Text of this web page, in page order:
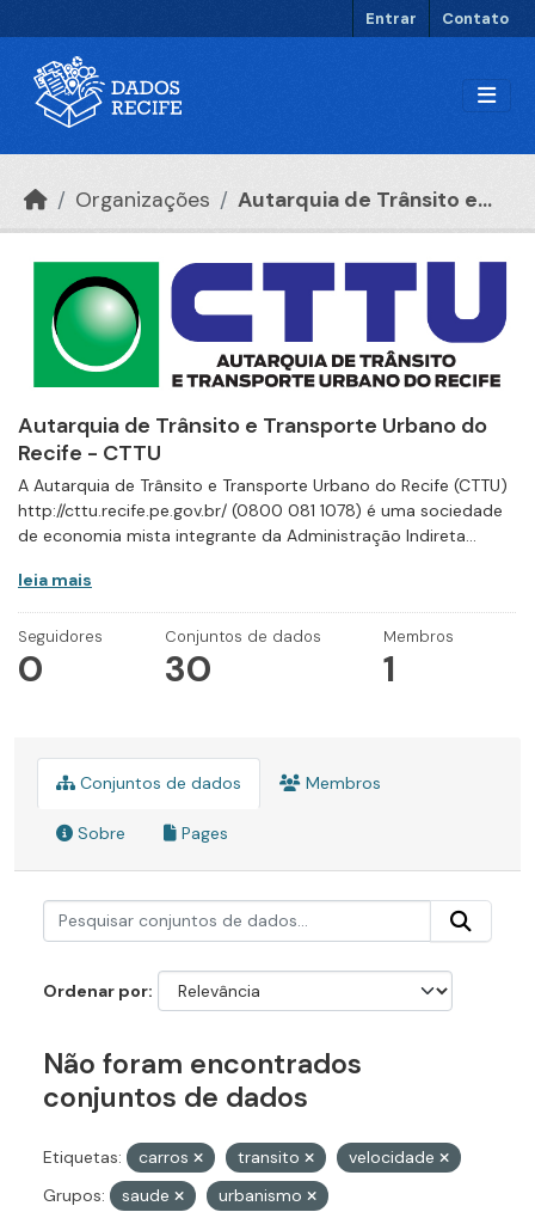
Entrar Contato
Organizações Autarquia de Trânsito e...
Autarquia de Trânsito e Transporte Urbano do
Recife - CTTU
A Autarquia de Trânsito e Transporte Urbano do Recife (CTTU)
http://cttu.recife.pe.gov.br/ (0800 081 1078) é uma sociedade
de economia mista integrante da Administração Indireta...
leia mais
Seguidores
0
Conjuntos de dados
30
Membros
1
Conjuntos de dados Membros
Sobre Pages
Ordenar por
Não foram encontrados
conjuntos de dados
Etiquetas: carros transito
velocidade
Grupos:
saude
urbanismo